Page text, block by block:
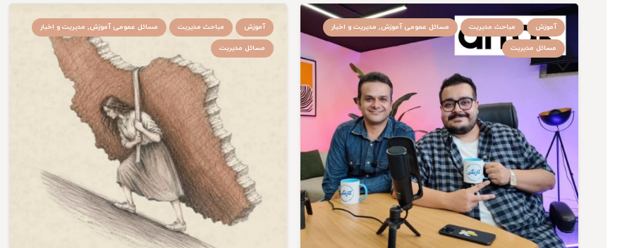
آموزش مباحث مدیریت
مسائل عمومی آموزش, مدیریت و اخبار
مسائل مدیریت
آموزش مباحث مدیریت
مسائل عمومی آموزش, مدیریت و اخبار
مسائل مدیریت